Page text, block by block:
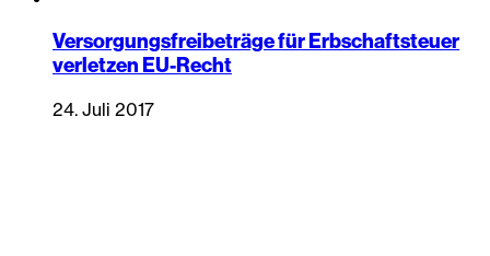
Versorgungsfreibeträge für Erbschaftsteuer
verletzen EU-Recht
24. Juli 2017